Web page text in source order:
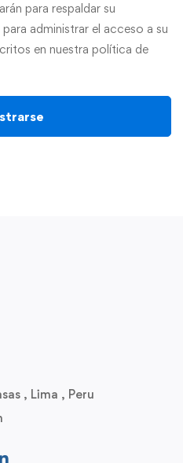
para respaldar su
administrar el acceso a su
en nuestra política de
, Lima , Peru